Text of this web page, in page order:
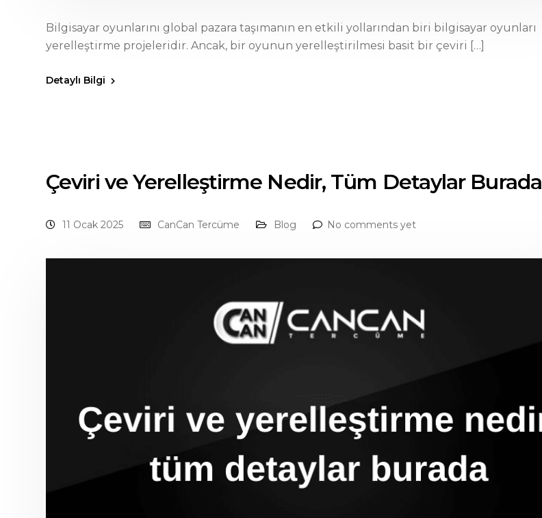
Bilgisayar oyunlarını global pazara taşımanın en etkili yollarından biri bilgisayar oyunları
yerelleştirme projeleridir. Ancak, bir oyunun yerelleştirilmesi basit bir çeviri […]
Detaylı Bilgi
Çeviri ve Yerelleştirme Nedir, Tüm Detaylar Burada
11 Ocak 2025 CanCan Tercüme Blog No comments yet